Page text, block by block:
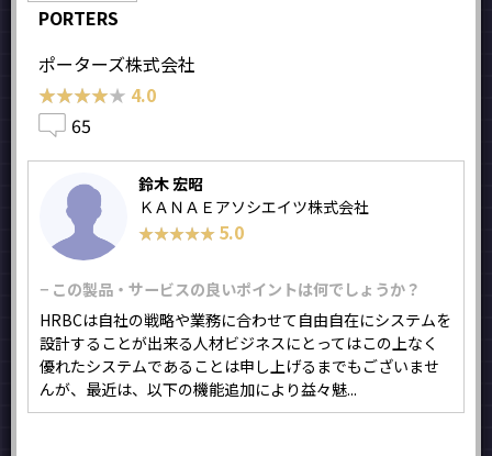
PORTERS
ポーターズ株式会社
★★★★★
★★★★★ 4.0
65
鈴木 宏昭
ＫＡＮＡＥアソシエイツ株式会社
★★★★★
★★★★★ 5.0
− この製品・サービスの良いポイントは何でしょうか？
HRBCは自社の戦略や業務に合わせて自由自在にシステムを
設計することが出来る人材ビジネスにとってはこの上なく
優れたシステムであることは申し上げるまでもございませ
んが、最近は、以下の機能追加により益々魅...